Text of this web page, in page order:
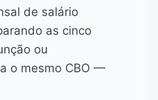
de salário
as cinco
ou
o mesmo CBO —